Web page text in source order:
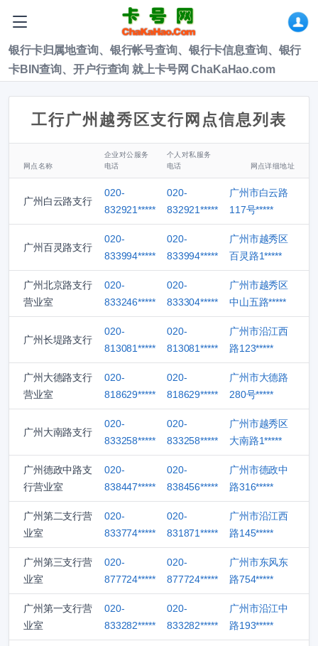
银行卡归属地查询、银行帐号查询、银行卡信息查询、银行
卡BIN查询、开户行查询 就上卡号网 ChaKaHao.com
工行广州越秀区支行网点信息列表
网点名称
企业对公服务
电话
个人对私服务
电话
网点详细地址
广州白云路支行
020-
832921*****
020-
832921*****
广州市白云路
117号*****
广州百灵路支行
020-
833994*****
020-
833994*****
广州市越秀区
百灵路1*****
广州北京路支行
营业室
020-
833246*****
020-
833304*****
广州市越秀区
中山五路*****
广州长堤路支行
020-
813081*****
020-
813081*****
广州市沿江西
路123*****
广州大德路支行
营业室
020-
818629*****
020-
818629*****
广州市大德路
280号*****
广州大南路支行
020-
833258*****
020-
833258*****
广州市越秀区
大南路1*****
广州德政中路支
行营业室
020-
838447*****
020-
838456*****
广州市德政中
路316*****
广州第二支行营
业室
020-
833774*****
020-
831871*****
广州市沿江西
路145*****
广州第三支行营
业室
020-
877724*****
020-
877724*****
广州市东风东
路754*****
广州第一支行营
业室
020-
833282*****
020-
833282*****
广州市沿江中
路193*****